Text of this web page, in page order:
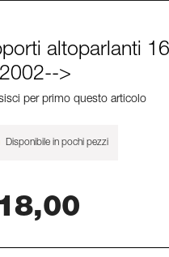
altoparlanti
>
per primo questo articolo
Disponibile in pochi pezzi